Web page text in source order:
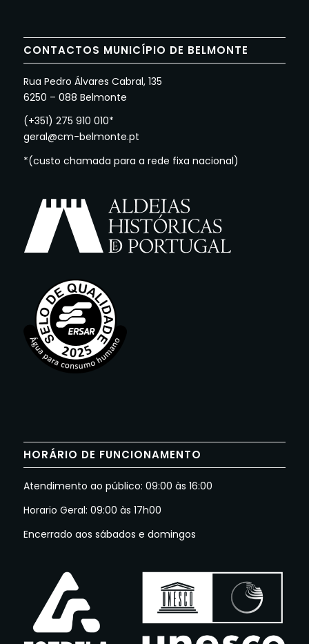
CONTACTOS MUNICÍPIO DE BELMONTE
Rua Pedro Álvares Cabral, 135
6250 – 088 Belmonte
(+351) 275 910 010*
geral@cm-belmonte.pt
*(custo chamada para a rede fixa nacional)
HORÁRIO DE FUNCIONAMENTO
Atendimento ao público: 09:00 às 16:00
Horario Geral: 09:00 às 17h00
Encerrado aos sábados e domingos